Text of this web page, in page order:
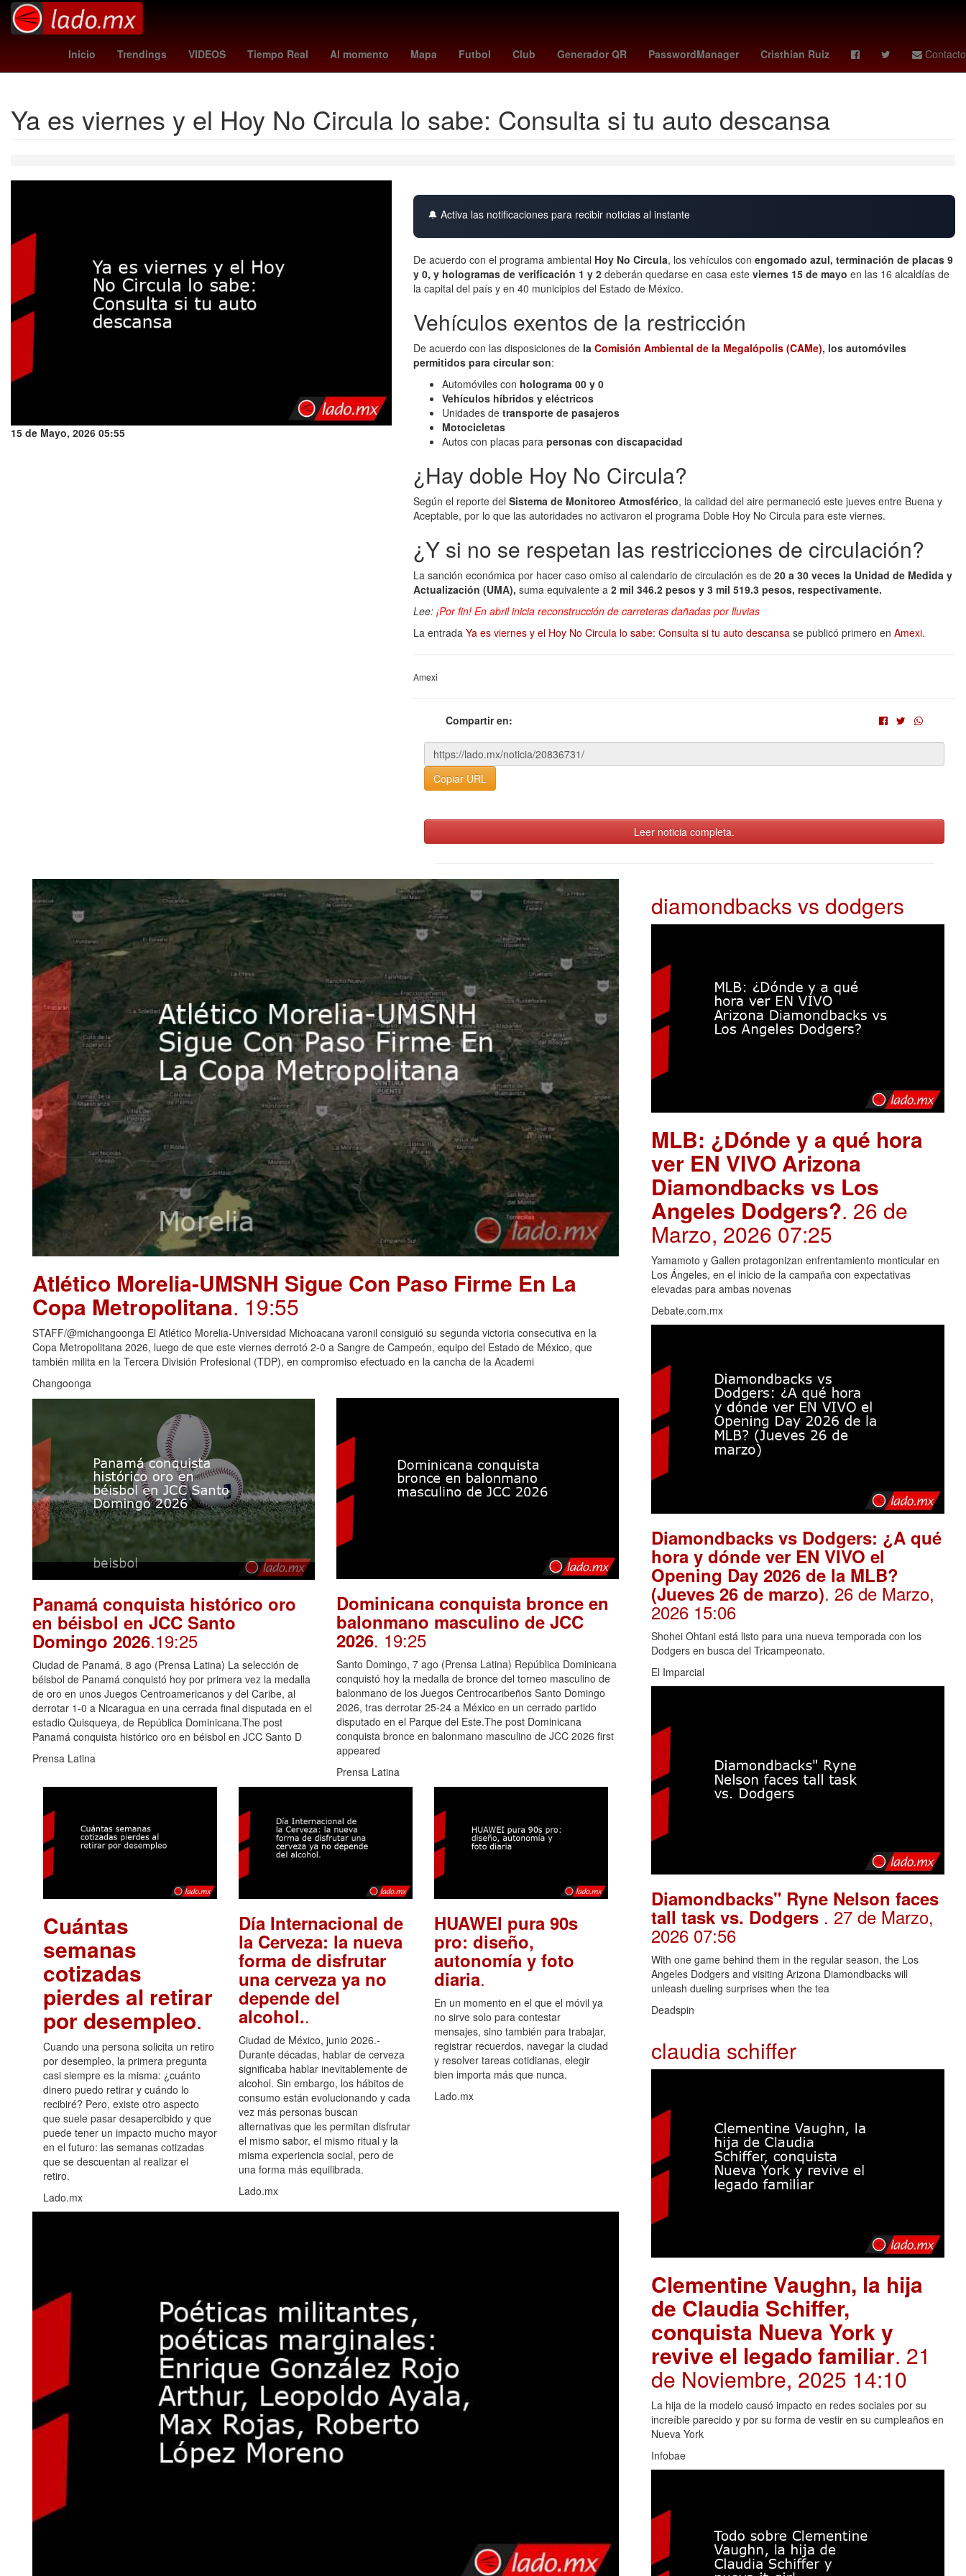
Inicio Trendings VIDEOS Tiempo Real Al momento Mapa Futbol Club Generador QR PasswordManager Cristhian Ruiz Contacto
España Pago China 15 de septiembre Ciudad López Mateos Agresión Aguascalientes Incendio Venezolanos ademola lookman
Ya es viernes y el Hoy No Circula lo sabe: Consulta si tu auto descansa
15 de Mayo, 2026 05:55
🔔 Activa las notificaciones para recibir noticias al instante
De acuerdo con el programa ambiental Hoy No Circula, los vehículos con engomado azul, terminación de placas 9
y 0, y hologramas de verificación 1 y 2 deberán quedarse en casa este viernes 15 de mayo en las 16 alcaldías de
la capital del país y en 40 municipios del Estado de México.
Vehículos exentos de la restricción
De acuerdo con las disposiciones de la Comisión Ambiental de la Megalópolis (CAMe), los automóviles
permitidos para circular son:
Automóviles con holograma 00 y 0
Vehículos híbridos y eléctricos
Unidades de transporte de pasajeros
Motocicletas
Autos con placas para personas con discapacidad
¿Hay doble Hoy No Circula?
Según el reporte del Sistema de Monitoreo Atmosférico, la calidad del aire permaneció este jueves entre Buena y
Aceptable, por lo que las autoridades no activaron el programa Doble Hoy No Circula para este viernes.
¿Y si no se respetan las restricciones de circulación?
La sanción económica por hacer caso omiso al calendario de circulación es de 20 a 30 veces la Unidad de Medida y
Actualización (UMA), suma equivalente a 2 mil 346.2 pesos y 3 mil 519.3 pesos, respectivamente.
Lee: ¡Por fin! En abril inicia reconstrucción de carreteras dañadas por lluvias
La entrada Ya es viernes y el Hoy No Circula lo sabe: Consulta si tu auto descansa se publicó primero en Amexi.
Amexi
Compartir en:
Copiar URL
Leer noticia completa.
Atlético Morelia-UMSNH Sigue Con Paso Firme En La
Copa Metropolitana. 19:55
STAFF/@michangoonga El Atlético Morelia-Universidad Michoacana varonil consiguió su segunda victoria consecutiva en la
Copa Metropolitana 2026, luego de que este viernes derrotó 2-0 a Sangre de Campeón, equipo del Estado de México, que
también milita en la Tercera División Profesional (TDP), en compromiso efectuado en la cancha de la Academi
Changoonga
Panamá conquista histórico oro
en béisbol en JCC Santo
Domingo 2026.19:25
Ciudad de Panamá, 8 ago (Prensa Latina) La selección de
béisbol de Panamá conquistó hoy por primera vez la medalla
de oro en unos Juegos Centroamericanos y del Caribe, al
derrotar 1-0 a Nicaragua en una cerrada final disputada en el
estadio Quisqueya, de República Dominicana.The post
Panamá conquista histórico oro en béisbol en JCC Santo D
Prensa Latina
Dominicana conquista bronce en
balonmano masculino de JCC
2026. 19:25
Santo Domingo, 7 ago (Prensa Latina) República Dominicana
conquistó hoy la medalla de bronce del torneo masculino de
balonmano de los Juegos Centrocaribeños Santo Domingo
2026, tras derrotar 25-24 a México en un cerrado partido
disputado en el Parque del Este.The post Dominicana
conquista bronce en balonmano masculino de JCC 2026 first
appeared
Prensa Latina
Cuántas
semanas
cotizadas
pierdes al retirar
por desempleo.
Cuando una persona solicita un retiro
por desempleo, la primera pregunta
casi siempre es la misma: ¿cuánto
dinero puedo retirar y cuándo lo
recibiré? Pero, existe otro aspecto
que suele pasar desapercibido y que
puede tener un impacto mucho mayor
en el futuro: las semanas cotizadas
que se descuentan al realizar el
retiro.
Lado.mx
Día Internacional de
la Cerveza: la nueva
forma de disfrutar
una cerveza ya no
depende del
alcohol..
Ciudad de México, junio 2026.-
Durante décadas, hablar de cerveza
significaba hablar inevitablemente de
alcohol. Sin embargo, los hábitos de
consumo están evolucionando y cada
vez más personas buscan
alternativas que les permitan disfrutar
el mismo sabor, el mismo ritual y la
misma experiencia social, pero de
una forma más equilibrada.
Lado.mx
HUAWEI pura 90s
pro: diseño,
autonomía y foto
diaria.
En un momento en el que el móvil ya
no sirve solo para contestar
mensajes, sino también para trabajar,
registrar recuerdos, navegar la ciudad
y resolver tareas cotidianas, elegir
bien importa más que nunca.
Lado.mx
diamondbacks vs dodgers
MLB: ¿Dónde y a qué hora
ver EN VIVO Arizona
Diamondbacks vs Los
Angeles Dodgers?. 26 de
Marzo, 2026 07:25
Yamamoto y Gallen protagonizan enfrentamiento monticular en
Los Ángeles, en el inicio de la campaña con expectativas
elevadas para ambas novenas
Debate.com.mx
Diamondbacks vs Dodgers: ¿A qué
hora y dónde ver EN VIVO el
Opening Day 2026 de la MLB?
(Jueves 26 de marzo). 26 de Marzo,
2026 15:06
Shohei Ohtani está listo para una nueva temporada con los
Dodgers en busca del Tricampeonato.
El Imparcial
Diamondbacks" Ryne Nelson faces
tall task vs. Dodgers . 27 de Marzo,
2026 07:56
With one game behind them in the regular season, the Los
Angeles Dodgers and visiting Arizona Diamondbacks will
unleash dueling surprises when the tea
Deadspin
claudia schiffer
Clementine Vaughn, la hija
de Claudia Schiffer,
conquista Nueva York y
revive el legado familiar. 21
de Noviembre, 2025 14:10
La hija de la modelo causó impacto en redes sociales por su
increíble parecido y por su forma de vestir en su cumpleaños en
Nueva York
Infobae